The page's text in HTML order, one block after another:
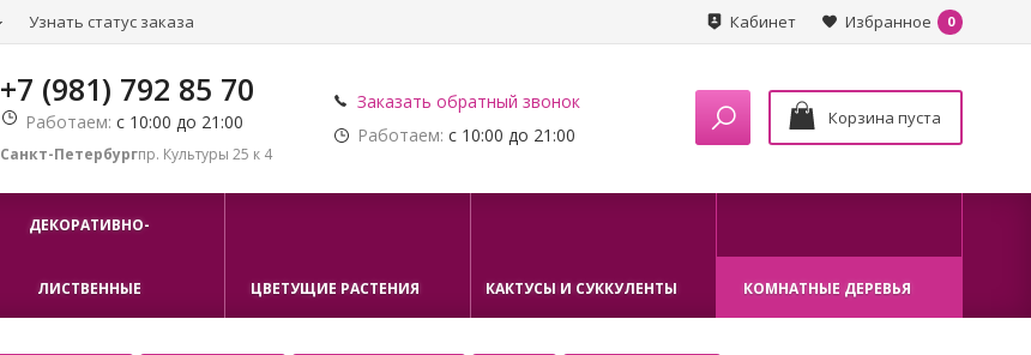
Узнать статус заказа Избранное 0
Кабинет
+7 (981) 792 85 70
Работаем: с 10:00 до 21:00
Санкт-Петербургпр. Культуры 25 к 4
Заказать обратный звонок
Работаем: с 10:00 до 21:00
Корзина пуста
ДЕКОРАТИВНО-
ЛИСТВЕННЫЕ ЦВЕТУЩИЕ РАСТЕНИЯ КАКТУСЫ И СУККУЛЕНТЫ КОМНАТНЫЕ ДЕРЕВЬЯ